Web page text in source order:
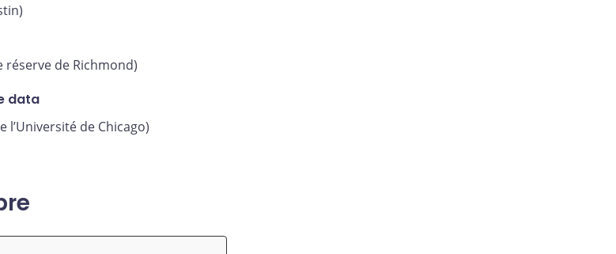
de Richmond)
data
l’Université de Chicago)